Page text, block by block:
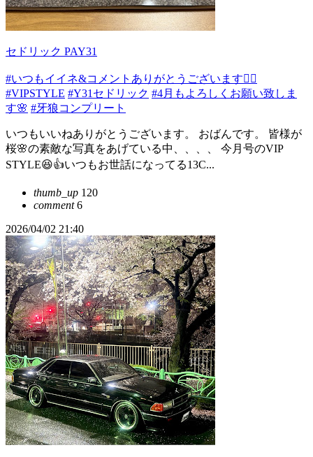
セドリック PAY31
#いつもイイネ&コメントありがとうございます🙇‍♂️
#VIPSTYLE #Y31セドリック #4月もよろしくお願い致しま
す🌸 #牙狼コンプリート
いつもいいねありがとうございます。 おばんです。 皆様が
桜🌸の素敵な写真をあげている中、、、、 今月号のVIP
STYLE😆👍いつもお世話になってる13C...
thumb_up 120
comment6
2026/04/02 21:40